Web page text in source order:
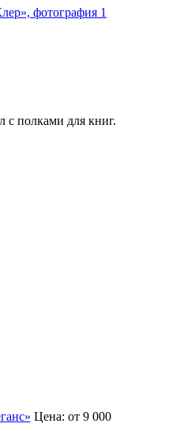
полками для книг.
Цена: от 9 000